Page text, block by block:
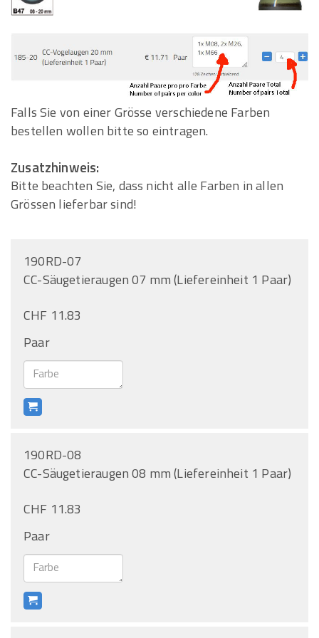
Falls Sie von einer Grösse verschiedene Farben
bestellen wollen bitte so eintragen.
Zusatzhinweis:
Bitte beachten Sie, dass nicht alle Farben in allen
Grössen lieferbar sind!
190RD-07
CC-Säugetieraugen 07 mm (Liefereinheit 1 Paar)
CHF 11.83
Paar
190RD-08
CC-Säugetieraugen 08 mm (Liefereinheit 1 Paar)
CHF 11.83
Paar